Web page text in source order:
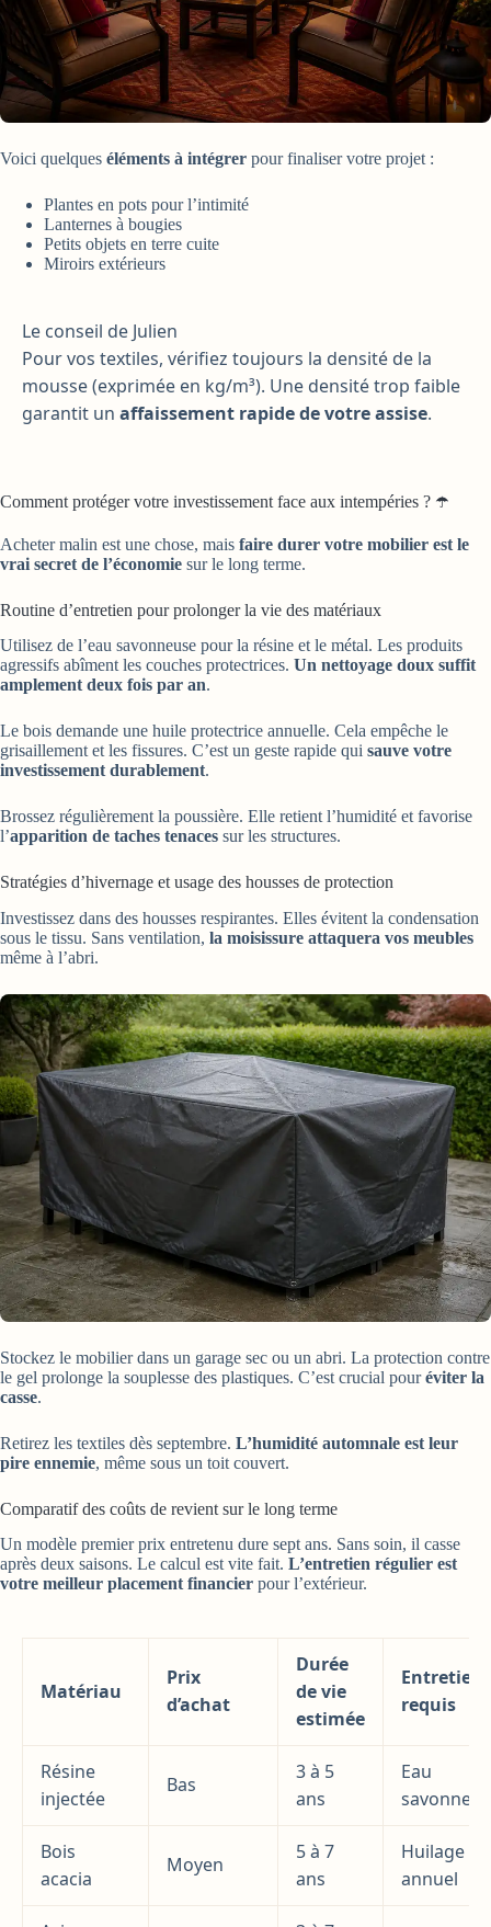
Voici quelques éléments à intégrer pour finaliser votre projet :
Plantes en pots pour l’intimité
Lanternes à bougies
Petits objets en terre cuite
Miroirs extérieurs
Le conseil de Julien
Pour vos textiles, vérifiez toujours la densité de la
mousse (exprimée en kg/m³). Une densité trop faible
garantit un affaissement rapide de votre assise.
Comment protéger votre investissement face aux intempéries ? ☂️
Acheter malin est une chose, mais faire durer votre mobilier est le
vrai secret de l’économie sur le long terme.
Routine d’entretien pour prolonger la vie des matériaux
Utilisez de l’eau savonneuse pour la résine et le métal. Les produits
agressifs abîment les couches protectrices. Un nettoyage doux suffit
amplement deux fois par an.
Le bois demande une huile protectrice annuelle. Cela empêche le
grisaillement et les fissures. C’est un geste rapide qui sauve votre
investissement durablement.
Brossez régulièrement la poussière. Elle retient l’humidité et favorise
l’apparition de taches tenaces sur les structures.
Stratégies d’hivernage et usage des housses de protection
Investissez dans des housses respirantes. Elles évitent la condensation
sous le tissu. Sans ventilation, la moisissure attaquera vos meubles
même à l’abri.
Stockez le mobilier dans un garage sec ou un abri. La protection contre
le gel prolonge la souplesse des plastiques. C’est crucial pouréviter la
casse.
Retirez les textiles dès septembre. L’humidité automnale est leur
pire ennemie, même sous un toit couvert.
Comparatif des coûts de revient sur le long terme
Un modèle premier prix entretenu dure sept ans. Sans soin, il casse
après deux saisons. Le calcul est vite fait. L’entretien régulier est
votre meilleur placement financier pour l’extérieur.
Matériau
Prix
d’achat
Durée
de vie
estimée
Entretien
requis
Résine
injectée
Bas
3 à 5
ans
Eau
Bois
acacia
Moyen
5 à 7
ans
Huilage
annuel